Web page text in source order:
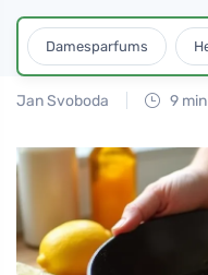
Damesparfums
Jan Svoboda 9 min